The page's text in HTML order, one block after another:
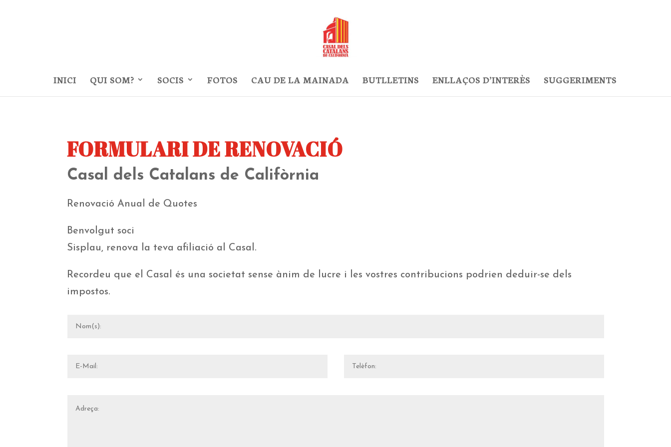
INICI QUI SOM? SOCIS FOTOS CAU DE LA MAINADA BUTLLETINS ENLLAÇOS D’INTERÈS SUGGERIMENTS
FORMULARI DE RENOVACIÓ
Casal dels Catalans de Califòrnia
Renovació Anual de Quotes
Benvolgut soci
Sisplau, renova la teva afiliació al Casal.
Recordeu que el Casal és una societat sense ànim de lucre i les vostres contribucions podrien deduir-se dels
impostos.